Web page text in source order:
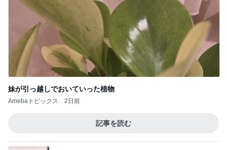
妹が引っ越しでおいていった植物
Amebaトピックス 2日前
記事を読む